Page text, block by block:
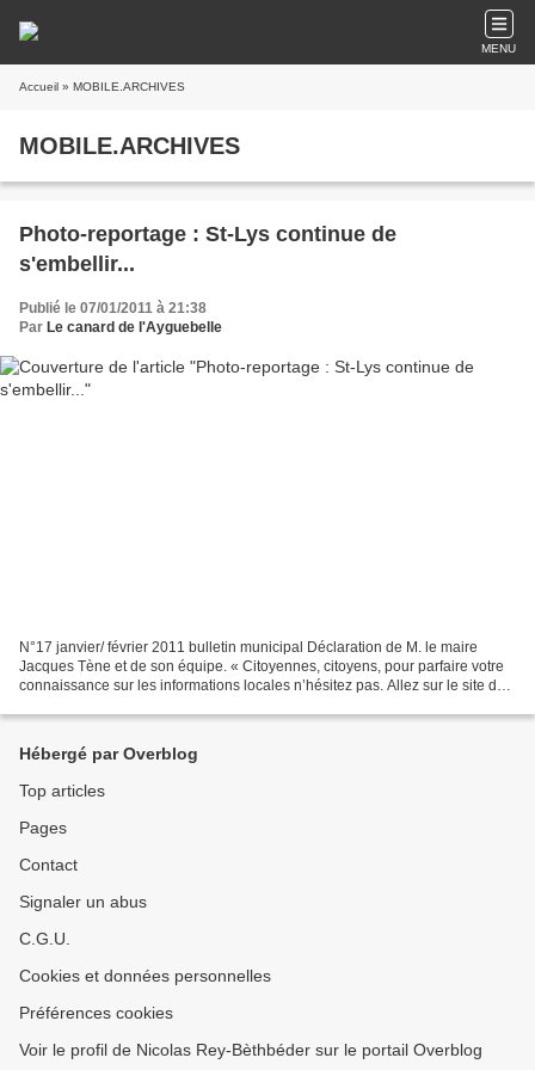
MENU
Accueil » MOBILE.ARCHIVES
MOBILE.ARCHIVES
Photo-reportage : St-Lys continue de
s'embellir...
Publié le 07/01/2011 à 21:38
Par Le canard de l'Ayguebelle
N°17 janvier/ février 2011 bulletin municipal Déclaration de M. le maire
Jacques Tène et de son équipe. « Citoyennes, citoyens, pour parfaire votre
connaissance sur les informations locales n’hésitez pas. Allez sur le site du
Hébergé par Overblog
Top articles
Pages
Contact
Signaler un abus
C.G.U.
Cookies et données personnelles
Préférences cookies
Voir le profil de Nicolas Rey-Bèthbéder sur le portail Overblog